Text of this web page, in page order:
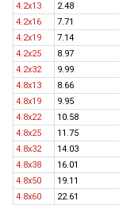
4.2x13
2.48
4.2x16
7.71
4.2x19
7.14
4.2x25
8.97
4.2x32
9.99
4.8x13
8.66
4.8x19
9.95
4.8x22
10.58
4.8x25
11.75
4.8x32
14.03
4.8x38
16.01
4.8x50
19.11
4.8x60
22.61